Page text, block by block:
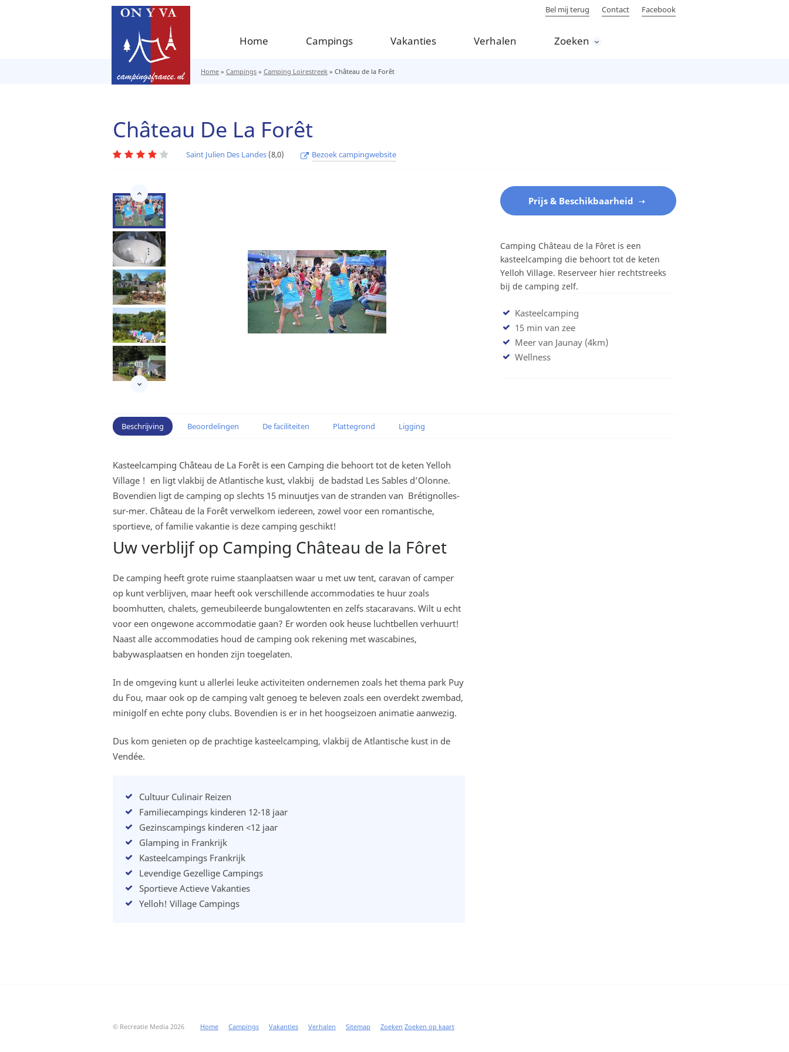
Home Campings Vakanties Verhalen Zoeken
Bel mij terug Contact Facebook
Home » Campings » Camping Loirestreek » Château de la Forêt
Château De La Forêt
Saint Julien Des Landes (8,0) Bezoek campingwebsite
Prijs & Beschikbaarheid
Camping Château de la Fôret is een
kasteelcamping die behoort tot de keten
Yelloh Village. Reserveer hier rechtstreeks
bij de camping zelf.
Kasteelcamping
15 min van zee
Meer van Jaunay (4km)
Wellness
Beschrijving Beoordelingen De faciliteiten Plattegrond Ligging
Kasteelcamping Château de La Forêt is een Camping die behoort tot de keten Yelloh
Village ! en ligt vlakbij de Atlantische kust, vlakbij de badstad Les Sables d’Olonne.
Bovendien ligt de camping op slechts 15 minuutjes van de stranden van Brétignolles-
sur-mer. Château de la Forêt verwelkom iedereen, zowel voor een romantische,
sportieve, of familie vakantie is deze camping geschikt!
Uw verblijf op Camping Château de la Fôret
De camping heeft grote ruime staanplaatsen waar u met uw tent, caravan of camper
op kunt verblijven, maar heeft ook verschillende accommodaties te huur zoals
boomhutten, chalets, gemeubileerde bungalowtenten en zelfs stacaravans. Wilt u echt
voor een ongewone accommodatie gaan? Er worden ook heuse luchtbellen verhuurt!
Naast alle accommodaties houd de camping ook rekening met wascabines,
babywasplaatsen en honden zijn toegelaten.
In de omgeving kunt u allerlei leuke activiteiten ondernemen zoals het thema park Puy
du Fou, maar ook op de camping valt genoeg te beleven zoals een overdekt zwembad,
minigolf en echte pony clubs. Bovendien is er in het hoogseizoen animatie aanwezig.
Dus kom genieten op de prachtige kasteelcamping, vlakbij de Atlantische kust in de
Vendée.
Cultuur Culinair Reizen
Familiecampings kinderen 12-18 jaar
Gezinscampings kinderen <12 jaar
Glamping in Frankrijk
Kasteelcampings Frankrijk
Levendige Gezellige Campings
Sportieve Actieve Vakanties
Yelloh! Village Campings
© Recreatie Media 2026 Home Campings Vakanties Verhalen Sitemap Zoeken Zoeken op kaart